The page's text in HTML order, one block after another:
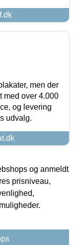
men der
med over 4.000
og levering
udvalg.
og anmeldt
prisniveau,